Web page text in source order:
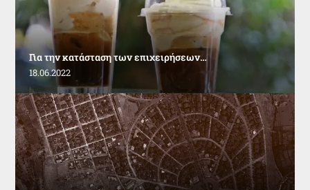
Για την κατάσταση των επιχειρήσεων…
18.06.2022